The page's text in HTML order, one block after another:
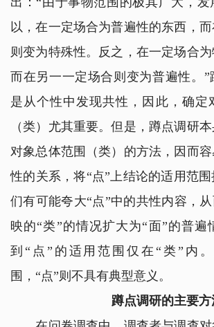
以，在一定场合为普遍性的东西，
则变为特殊性。反之，在一定场合为
而在另一一定场合则变为普遍性。”
是从个性中发现共性，因此，确定
（类）尤其重要。但是，蹲点调研
对象总体范围（类）的方法，因而
性的关系，将“点”上结论的适用范
们有可能夸大“点”中的共性内容，
映的“类”的情况扩大为“面”的普遍
到“点”的适用范围仅在“类”内
围，“点”则不具有典型意义。
蹲点调研的主要方